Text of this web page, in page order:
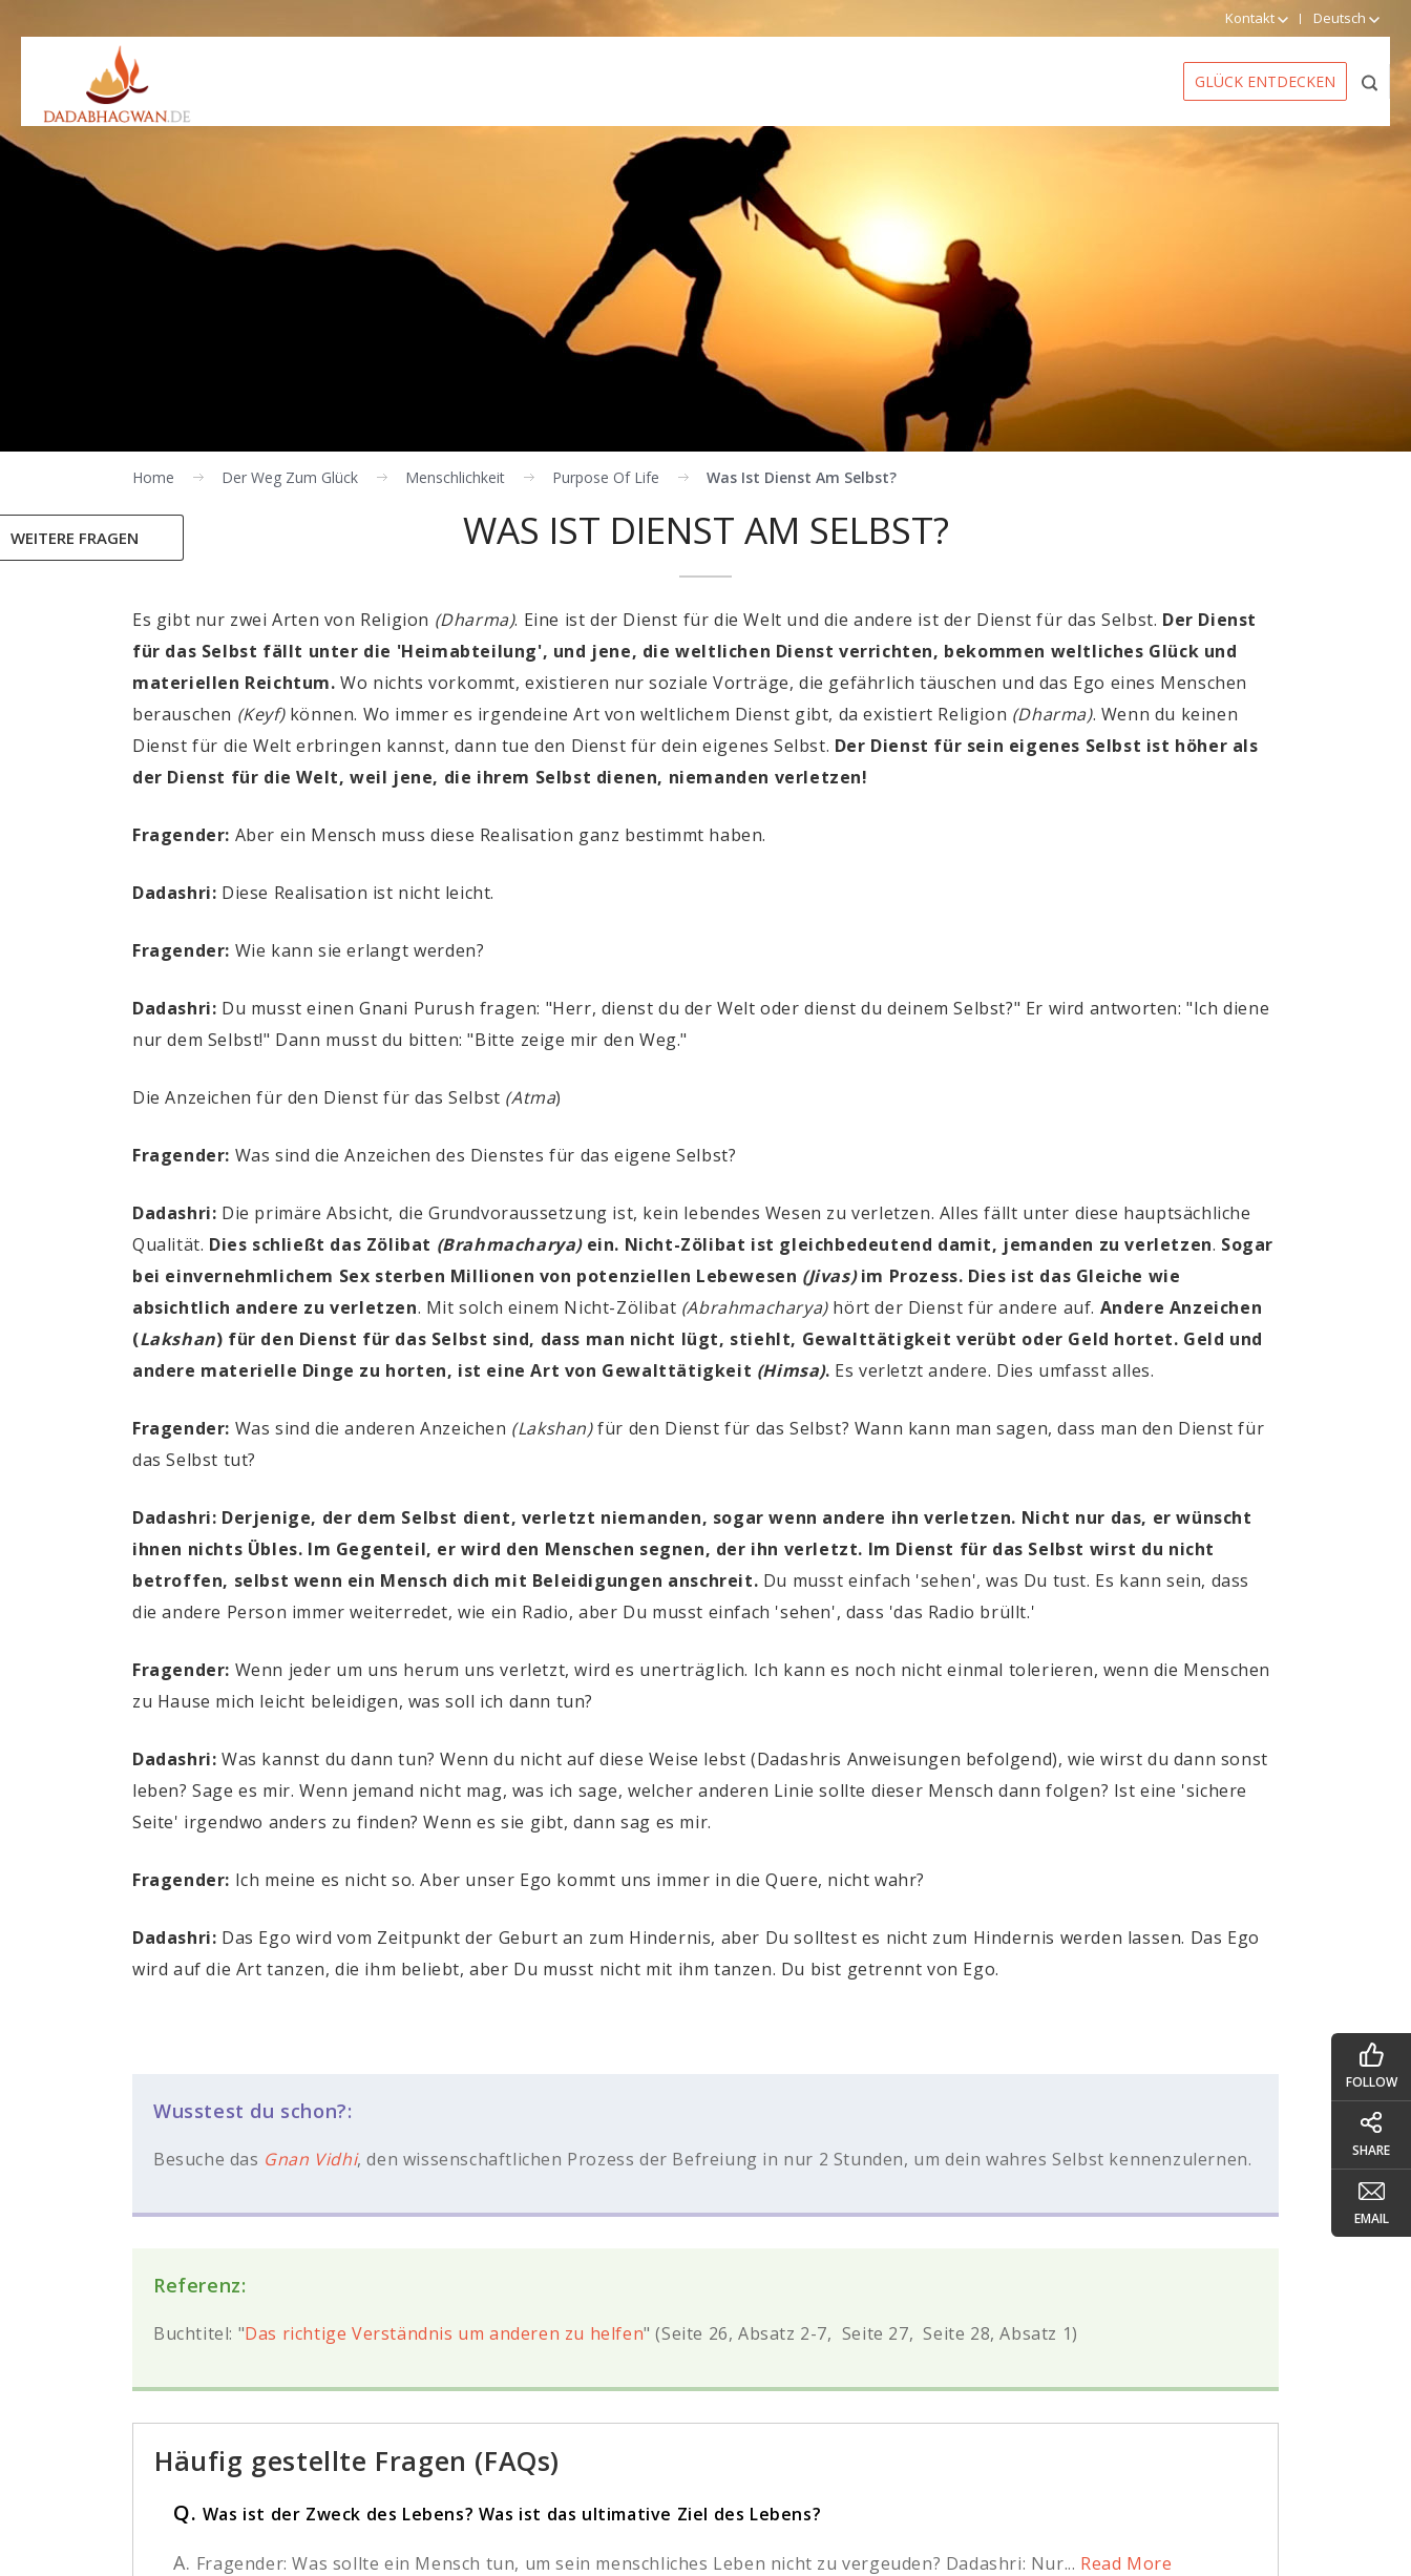
Kontakt Deutsch
GLÜCK ENTDECKEN
WEITERE FRAGEN
Home Der Weg Zum Glück Menschlichkeit Purpose Of Life Was Ist Dienst Am Selbst?
WAS IST DIENST AM SELBST?
Es gibt nur zwei Arten von Religion (Dharma). Eine ist der Dienst für die Welt und die andere ist der Dienst für das Selbst. Der Dienst
für das Selbst fällt unter die 'Heimabteilung', und jene, die weltlichen Dienst verrichten, bekommen weltliches Glück und
materiellen Reichtum. Wo nichts vorkommt, existieren nur soziale Vorträge, die gefährlich täuschen und das Ego eines Menschen
berauschen (Keyf)können. Wo immer es irgendeine Art von weltlichem Dienst gibt, da existiert Religion (Dharma). Wenn du keinen
Dienst für die Welt erbringen kannst, dann tue den Dienst für dein eigenes Selbst. Der Dienst für sein eigenes Selbst ist höher als
der Dienst für die Welt, weil jene, die ihrem Selbst dienen, niemanden verletzen!
Fragender: Aber ein Mensch muss diese Realisation ganz bestimmt haben.
Dadashri: Diese Realisation ist nicht leicht.
Fragender: Wie kann sie erlangt werden?
Dadashri: Du musst einen Gnani Purush fragen: "Herr, dienst du der Welt oder dienst du deinem Selbst?" Er wird antworten: "Ich diene
nur dem Selbst!" Dann musst du bitten: "Bitte zeige mir den Weg."
Die Anzeichen für den Dienst für das Selbst (Atma)
Fragender: Was sind die Anzeichen des Dienstes für das eigene Selbst?
Dadashri: Die primäre Absicht, die Grundvoraussetzung ist, kein lebendes Wesen zu verletzen. Alles fällt unter diese hauptsächliche
Qualität. Dies schließt das Zölibat (Brahmacharya)ein. Nicht-Zölibat ist gleichbedeutend damit, jemanden zu verletzen. Sogar
bei einvernehmlichem Sex sterben Millionen von potenziellen Lebewesen (Jivas)im Prozess. Dies ist das Gleiche wie
absichtlich andere zu verletzen. Mit solch einem Nicht-Zölibat (Abrahmacharya)hört der Dienst für andere auf. Andere Anzeichen
(Lakshan) für den Dienst für das Selbst sind, dass man nicht lügt, stiehlt, Gewalttätigkeit verübt oder Geld hortet. Geld und
andere materielle Dinge zu horten, ist eine Art von Gewalttätigkeit (Himsa). Es verletzt andere. Dies umfasst alles.
Fragender: Was sind die anderen Anzeichen (Lakshan)für den Dienst für das Selbst? Wann kann man sagen, dass man den Dienst für
das Selbst tut?
Dadashri: Derjenige, der dem Selbst dient, verletzt niemanden, sogar wenn andere ihn verletzen. Nicht nur das, er wünscht
ihnen nichts Übles. Im Gegenteil, er wird den Menschen segnen, der ihn verletzt. Im Dienst für das Selbst wirst du nicht
betroffen, selbst wenn ein Mensch dich mit Beleidigungen anschreit. Du musst einfach 'sehen', was Du tust. Es kann sein, dass
die andere Person immer weiterredet, wie ein Radio, aber Du musst einfach 'sehen', dass 'das Radio brüllt.'
Fragender: Wenn jeder um uns herum uns verletzt, wird es unerträglich. Ich kann es noch nicht einmal tolerieren, wenn die Menschen
zu Hause mich leicht beleidigen, was soll ich dann tun?
Dadashri: Was kannst du dann tun? Wenn du nicht auf diese Weise lebst (Dadashris Anweisungen befolgend), wie wirst du dann sonst
leben? Sage es mir. Wenn jemand nicht mag, was ich sage, welcher anderen Linie sollte dieser Mensch dann folgen? Ist eine 'sichere
Seite' irgendwo anders zu finden? Wenn es sie gibt, dann sag es mir.
Fragender: Ich meine es nicht so. Aber unser Ego kommt uns immer in die Quere, nicht wahr?
Dadashri: Das Ego wird vom Zeitpunkt der Geburt an zum Hindernis, aber Du solltest es nicht zum Hindernis werden lassen. Das Ego
wird auf die Art tanzen, die ihm beliebt, aber Du musst nicht mit ihm tanzen. Du bist getrennt von Ego.
Wusstest du schon?:
Besuche das Gnan Vidhi, den wissenschaftlichen Prozess der Befreiung in nur 2 Stunden, um dein wahres Selbst kennenzulernen.
Referenz:
Buchtitel: "Das richtige Verständnis um anderen zu helfen" (Seite 26, Absatz 2-7, Seite 27, Seite 28, Absatz 1)
Häufig gestellte Fragen (FAQs)
Q. Was ist der Zweck des Lebens? Was ist das ultimative Ziel des Lebens?
A. Fragender: Was sollte ein Mensch tun, um sein menschliches Leben nicht zu vergeuden? Dadashri: Nur... Read More
FOLLOW
SHARE
EMAIL